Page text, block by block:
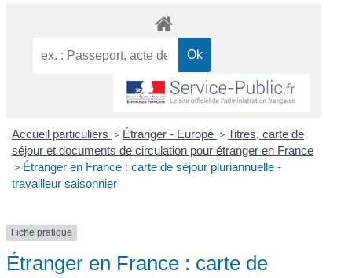
Accueil particuliers > Étranger - Europe > Titres, carte de
séjour et documents de circulation pour étranger en France
> Étranger en France : carte de séjour pluriannuelle -
travailleur saisonnier
Fiche pratique
Étranger en France : carte de